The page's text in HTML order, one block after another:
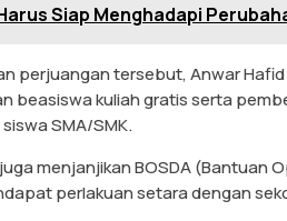
Siap Menghadapi
perjuangan tersebut, Anwar Hafid
beasiswa kuliah gratis serta
SMA/SMK.
menjanjikan BOSDA (Bantuan
perlakuan setara dengan